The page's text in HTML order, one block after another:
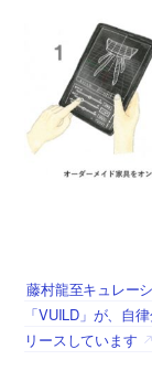
藤村龍至キュレー
「VUILD」が、自
リースしています